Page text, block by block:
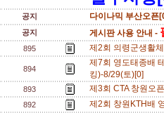
공지 다이나믹 부산오픈
공지 게시판 사용 안내 -
895 제2회 의령군생활
894
제7회 영도태종배
킹)-8/29(토)[0]
893 제3회 CTA 창원오
892 제2회 창원KTH배